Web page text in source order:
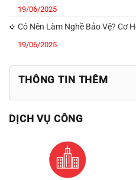
19/06/2025
Có Nên Làm Nghề Bảo Vệ? Cơ
19/06/2025
THÔNG TIN THÊM
DỊCH VỤ CÔNG